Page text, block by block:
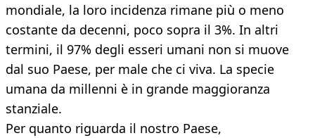
mondiale, la loro incidenza rimane più o meno
costante da decenni, poco sopra il 3%. In altri
termini, il 97% degli esseri umani non si muove
dal suo Paese, per male che ci viva. La specie
umana da millenni è in grande maggioranza
stanziale.
Per quanto riguarda il nostro Paese,